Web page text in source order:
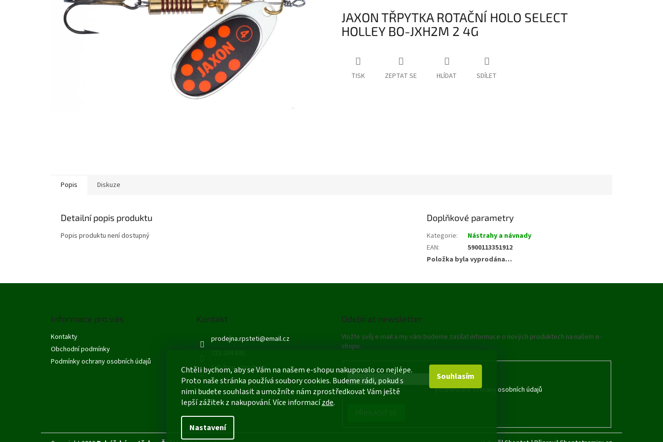
Chtěli bychom, aby se Vám na našem e-shopu nakupovalo co nejlépe.
Proto naše stránka používá soubory cookies. Budeme rádi, pokud s
nimi budete souhlasit a umožníte nám zprostředkovat Vám ještě
lepší zážitek z nakupování. Více informacízde.
Nastavení
Souhlasím
JAXON TŘPYTKA ROTAČNÍ HOLO SELECT
HOLLEY BO-JXH2M 2 4G
TISK ZEPTAT SE HLÍDAT SDÍLET
Popis Diskuze
Detailní popis produktu
Popis produktu není dostupný
Doplňkové parametry
Kategorie:
Nástrahy a návnady
EAN:
5900113351912
Položka byla vyprodána…
Informace pro vás
Kontakty
Obchodní podmínky
Podmínky ochrany osobních údajů
Kontakt
prodejna.rpsteti@email.cz
S Rybou - prodejna
Odebírat newsletter
Vložte svůj e-mail a my vám budeme zasílat informace o nových produktech na našem e-
shopu.
E-mail
Vložením e-mailu souhlasíte spodmínkami ochrany osobních údajů